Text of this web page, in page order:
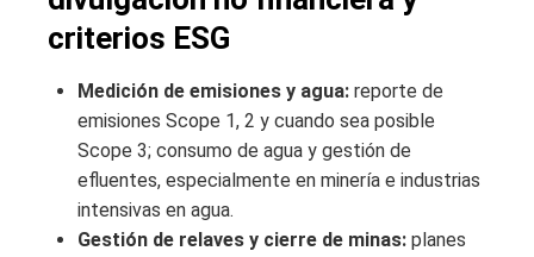
criterios ESG
Medición de emisiones y agua: reporte de
emisiones Scope 1, 2 y cuando sea posible
Scope 3; consumo de agua y gestión de
efluentes, especialmente en minería e industrias
intensivas en agua.
Gestión de relaves y cierre de minas: planes